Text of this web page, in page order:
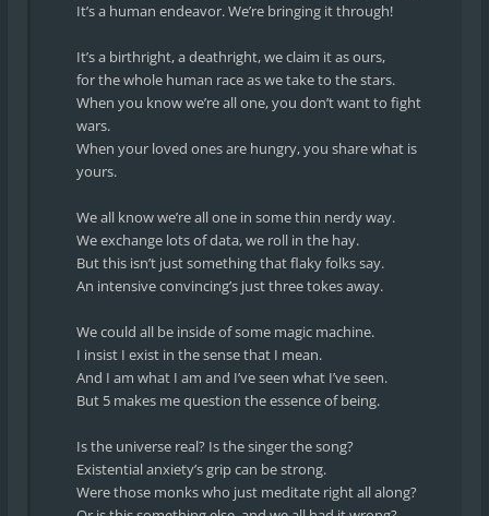
It’s a human endeavor. We’re bringing it through!
It’s a birthright, a deathright, we claim it as ours,
for the whole human race as we take to the stars.
When you know we’re all one, you don’t want to fight
wars.
When your loved ones are hungry, you share what is
yours.
We all know we’re all one in some thin nerdy way.
We exchange lots of data, we roll in the hay.
But this isn’t just something that flaky folks say.
An intensive convincing’s just three tokes away.
We could all be inside of some magic machine.
I insist I exist in the sense that I mean.
And I am what I am and I’ve seen what I’ve seen.
But 5 makes me question the essence of being.
Is the universe real? Is the singer the song?
Existential anxiety’s grip can be strong.
Were those monks who just meditate right all along?